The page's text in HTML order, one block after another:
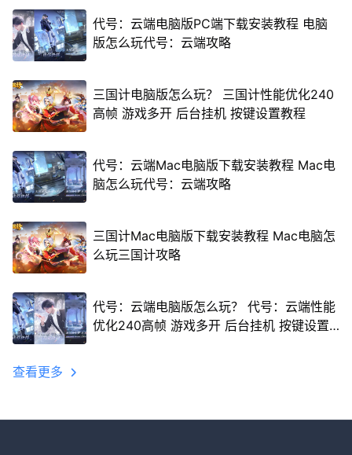
代号：云端电脑版PC端下载安装教程 电脑
版怎么玩代号：云端攻略
三国计电脑版怎么玩？ 三国计性能优化240
高帧 游戏多开 后台挂机 按键设置教程
代号：云端Mac电脑版下载安装教程 Mac电
脑怎么玩代号：云端攻略
三国计Mac电脑版下载安装教程 Mac电脑怎
么玩三国计攻略
代号：云端电脑版怎么玩？ 代号：云端性能
优化240高帧 游戏多开 后台挂机 按键设置
查看更多